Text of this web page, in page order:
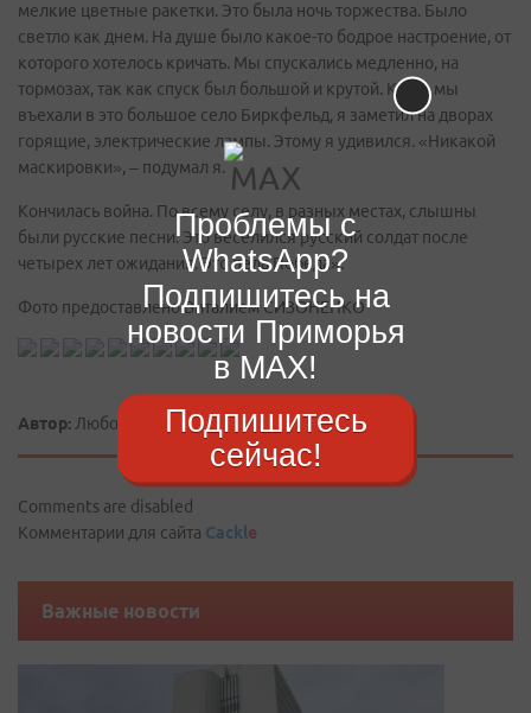
мелкие цветные ракетки. Это была ночь торжества. Было
светло как днем. На душе было какое-то бодрое настроение, от
которого хотелось кричать. Мы спускались медленно, на
тормозах, так как спуск был большой и крутой. Когда мы
въехали в это большое село Биркфельд, я заметил на дворах
горящие, электрические лампы. Этому я удивился. «Никакой
маскировки», – подумал я.
Кончилась война. По всему селу, в разных местах, слышны
были русские песни. Это веселился русский солдат после
четырех лет ожидания. Это пела Победа».
Фото предоставлено Виталием СИЗОНЕНКО
Автор: Любовь БЕРЧАНСКАЯ
Comments are disabled
Комментарии для сайта Cackle
Важные новости
Проблемы с
WhatsApp?
Подпишитесь на
новости Приморья
в MAX!
Подпишитесь
сейчас!